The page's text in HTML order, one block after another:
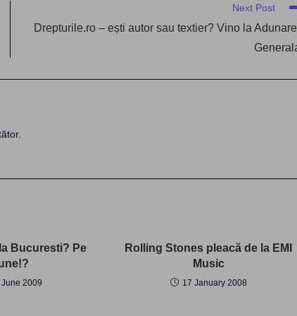
Next Post
Drepturile.ro – ești autor sau textier? Vino la
Bucuresti? Pe
June 2009
Rolling Stones pleacă de la EMI
Music
17 January 2008